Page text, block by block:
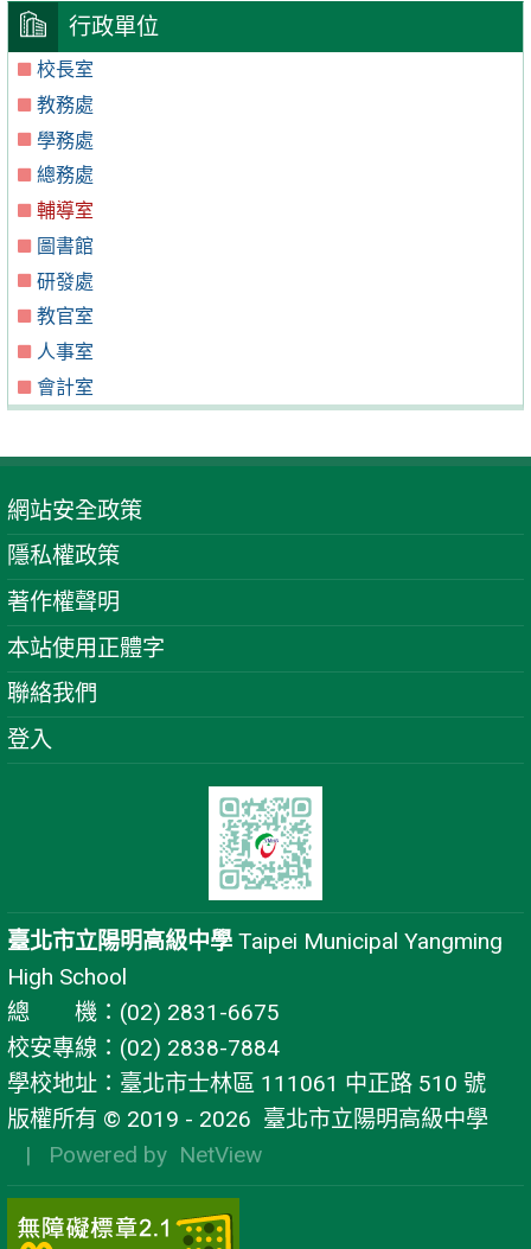
行政單位
校長室
教務處
學務處
總務處
輔導室
圖書館
研發處
教官室
人事室
會計室
網站安全政策
隱私權政策
著作權聲明
本站使用正體字
聯絡我們
登入
臺北市立陽明高級中學 Taipei Municipal Yangming
High School
總 機：(02) 2831-6675
校安專線：(02) 2838-7884
學校地址：臺北市士林區 111061 中正路 510 號
版權所有 © 2019 - 2026 臺北市立陽明高級中學
| Powered by NetView